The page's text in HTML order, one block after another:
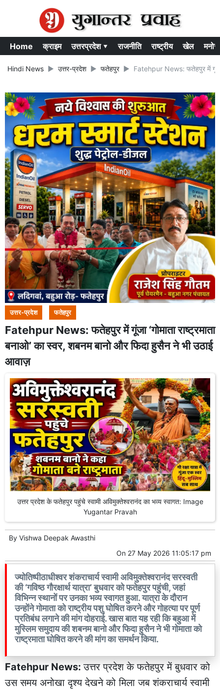
Home क्राइम उत्तरप्रदेश ▾ राजनीति राष्ट्रीय खेल
Hindi News उत्तर-प्रदेश फतेहपुर Fatehpur News: फतेहपुर में गूंजा
उत्तर-प्रदेश फतेहपुर
Fatehpur News: फतेहपुर में गूंजा ‘गोमाता राष्ट्रमाता
बनाओ’ का स्वर, शबनम बानो और फिदा हुसैन ने भी उठाई
आवाज़
उत्तर प्रदेश के फतेहपुर पहुंचे स्वामी अविमुक्तेश्वरानंद का भव्य स्वागत: Image
Yugantar Pravah
By Vishwa Deepak Awasthi
On 27 May 2026 11:05:17 pm
ज्योतिष्पीठाधीश्वर शंकराचार्य स्वामी अविमुक्तेश्वरानंद सरस्वती
की ‘गविष्ठ गौरक्षार्थ यात्रा’ बुधवार को फतेहपुर पहुंची, जहां
विभिन्न स्थानों पर उनका भव्य स्वागत हुआ. यात्रा के दौरान
उन्होंने गोमाता को राष्ट्रीय पशु घोषित करने और गोहत्या पर पूर्ण
प्रतिबंध लगाने की मांग दोहराई. खास बात यह रही कि बहुआ में
मुस्लिम समुदाय की शबनम बानो और फिदा हुसैन ने भी गोमाता को
राष्ट्रमाता घोषित करने की मांग का समर्थन किया.
Fatehpur News:उत्तर प्रदेश के फतेहपुर में बुधवार को
उस समय अनोखा दृश्य देखने को मिला जब शंकराचार्य स्वामी